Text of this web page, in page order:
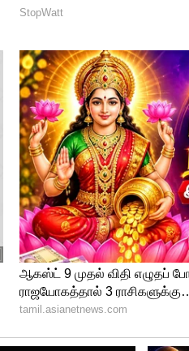
முறையாக
ஆம் ஆத்மி
உறுதியாக
ஆட்சியின்
பதிவில் ராகவ்
போட்டியிடுகிறது.
போட்டியிட
சந்தித்து